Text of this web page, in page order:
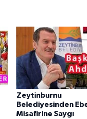
Zeytinburnu
Belediyesinden
Misafirine Saygı